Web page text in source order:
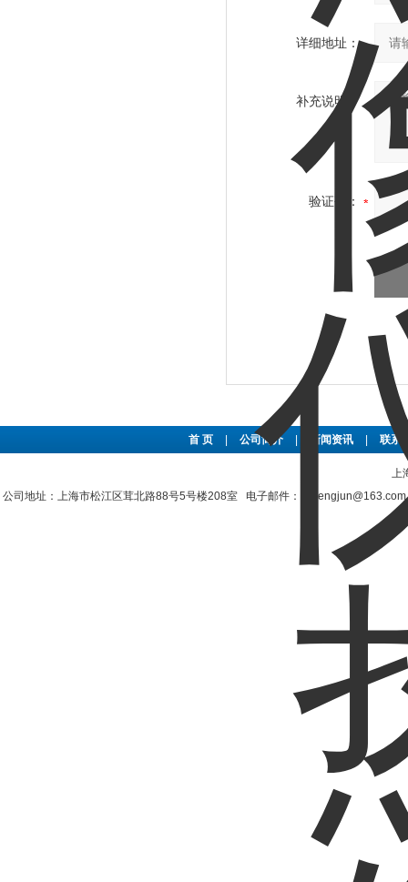
详细地址：
补充说明：
验证码：
首 页 公司简介 新闻资讯 联系
上
公司地址：上海市松江区茸北路88号5号楼208室 电子邮件：